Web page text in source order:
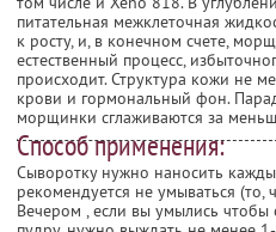
питательная межклеточная
к росту, и, в конечном счете,
естественный процесс,
происходит. Структура кожи не
крови и гормональный фон.
морщинки сглаживаются за
Способ применения:
Cыворотку нужно наносить
рекомендуется не умываться (то,
Вечером , если вы умылись